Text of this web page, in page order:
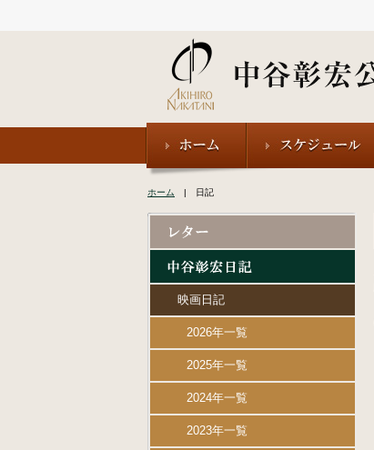
ホーム | 日記
映画日記
2026年一覧
2025年一覧
2024年一覧
2023年一覧